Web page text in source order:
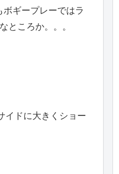
ギープレーではラ
ところか。。。
ドに大きくショー